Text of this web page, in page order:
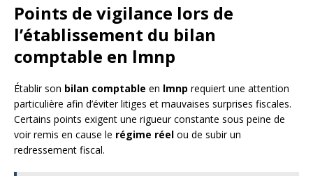
Points de vigilance lors de
l’établissement du bilan
comptable en lmnp
Établir son bilan comptable en lmnp requiert une attention
particulière afin d’éviter litiges et mauvaises surprises fiscales.
Certains points exigent une rigueur constante sous peine de
voir remis en cause le régime réel ou de subir un
redressement fiscal.